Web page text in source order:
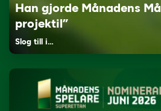
Han gjorde Månadens
projektil”
Slog till i…